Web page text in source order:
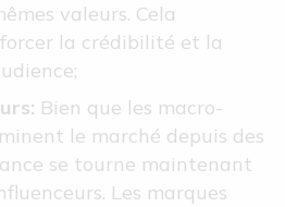
valeurs. Cela
la crédibilité et la
Bien que les macro-
le marché depuis des
se tourne maintenant
Les marques